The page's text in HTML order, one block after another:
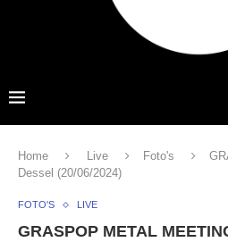
Home Live Foto's
Dessel (20/06/2024)
FOTO'S LIVE
GRASPOP METAL